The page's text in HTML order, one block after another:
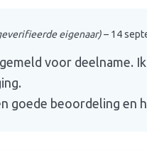
eigenaar)– 14
voor deelname.
goede beoordeling en